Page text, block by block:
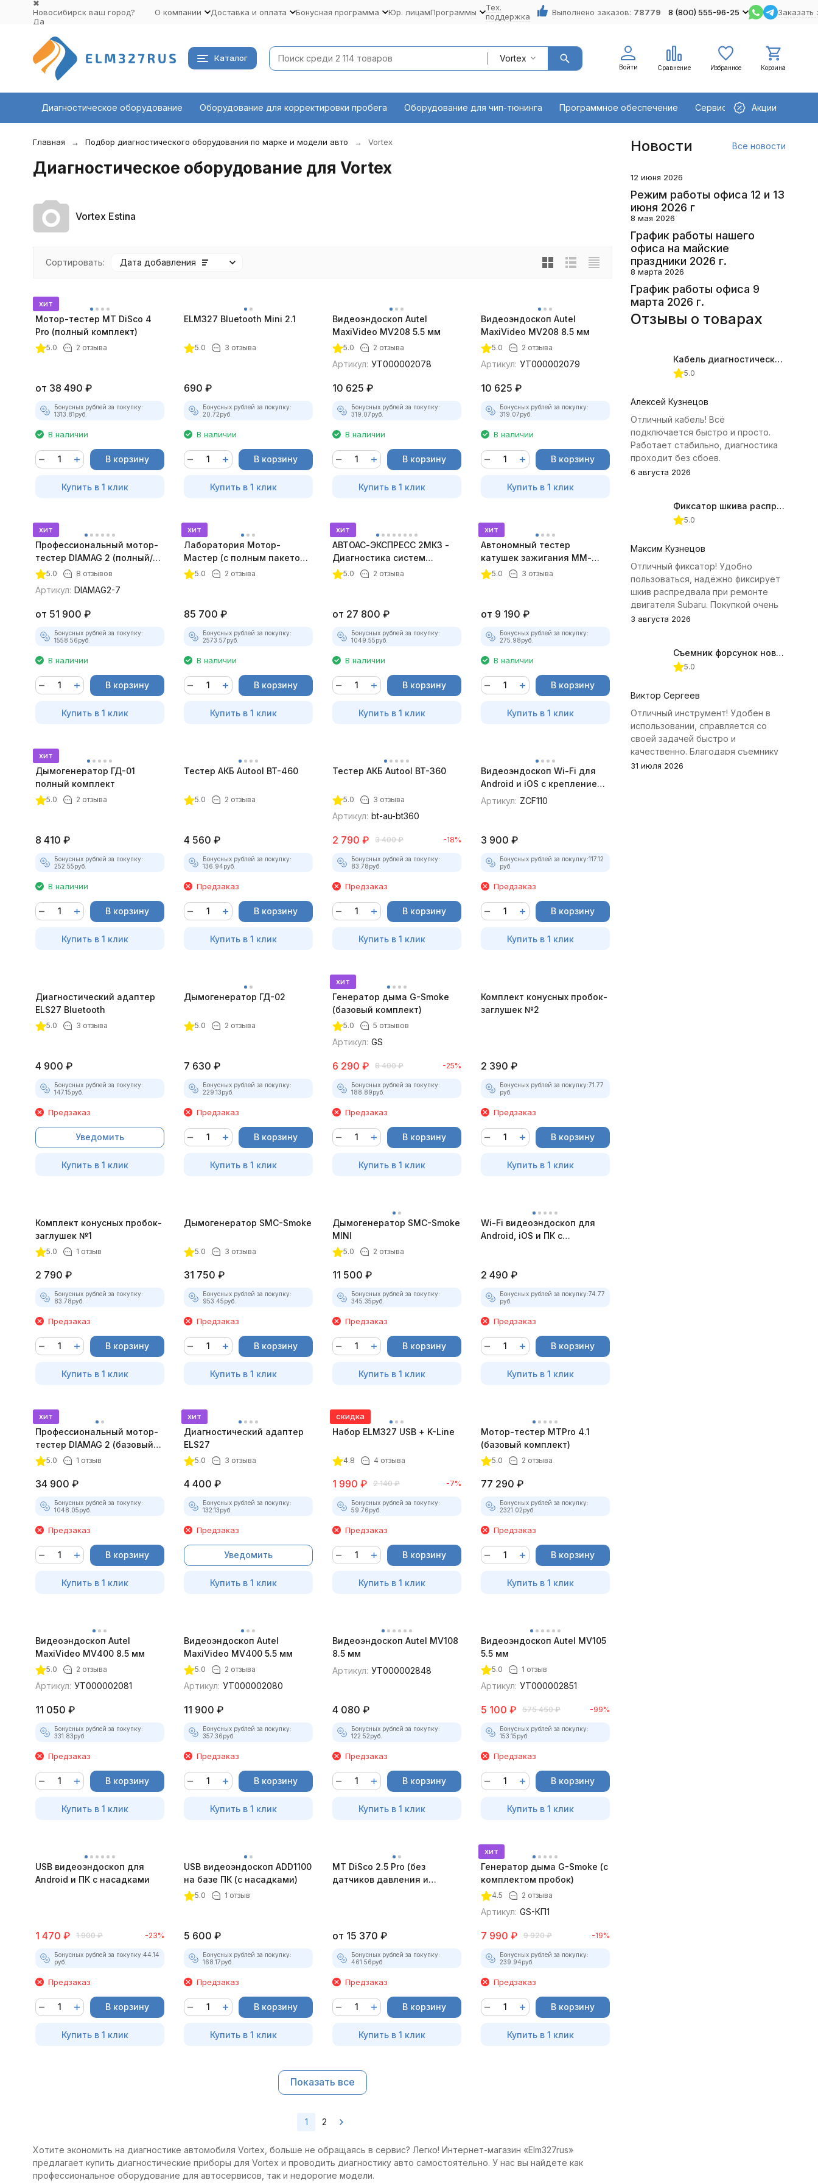
✖
Новосибирск ваш город?
Да
О компании Доставка и оплата Бонусная программа Юр. лицамПрограммы
Тех.
поддержка
Выполнено заказов: 78779 8 (800) 555-96-25 Заказать
Каталог Vortex
Войти Сравнение Избранное Корзина
Диагностическое оборудование Оборудование для корректировки пробега Оборудование для чип-тюнинга Программное обеспечение Сервисное оборудование
Акции
Главная Подбор диагностического оборудования по марке и модели авто Vortex
Диагностическое оборудование для Vortex
Vortex Estina
Сортировать: Дата добавления
хит
Мотор-тестер MT DiSco 4
Pro (полный комплект)
5.0 2 отзыва
от 38 490 ₽
Бонусных рублей за покупку:
1313.81руб.
В наличии
В корзину
Купить в 1 клик
ELM327 Bluetooth Mini 2.1
5.0 3 отзыва
690 ₽
Бонусных рублей за покупку:
20.72руб.
В наличии
В корзину
Купить в 1 клик
Видеоэндоскоп Autel
MaxiVideo MV208 5.5 мм
5.0 2 отзыва
Артикул: УТ000002078
10 625 ₽
Бонусных рублей за покупку:
319.07руб.
В наличии
В корзину
Купить в 1 клик
Видеоэндоскоп Autel
MaxiVideo MV208 8.5 мм
5.0 2 отзыва
Артикул: УТ000002079
10 625 ₽
Бонусных рублей за покупку:
319.07руб.
В наличии
В корзину
Купить в 1 клик
хит
Профессиональный мотор-
тестер DIAMAG 2 (полный/
максимальный комплект)
5.0 8 отзывов
Артикул: DIAMAG2-7
от 51 900 ₽
Бонусных рублей за покупку:
1558.56руб.
В наличии
В корзину
Купить в 1 клик
хит
Лаборатория Мотор-
Мастер (с полным пакетом
лицензий)
5.0 2 отзыва
85 700 ₽
Бонусных рублей за покупку:
2573.57руб.
В наличии
В корзину
Купить в 1 клик
хит
АВТОАС-ЭКСПРЕСС 2МК3 -
Диагностика систем
зажигания
5.0 2 отзыва
от 27 800 ₽
Бонусных рублей за покупку:
1049.55руб.
В наличии
В корзину
Купить в 1 клик
хит
Автономный тестер
катушек зажигания ММ-
ТК-01 (v2) (полный
5.0 3 отзыва
от 9 190 ₽
Бонусных рублей за покупку:
275.98руб.
В наличии
В корзину
Купить в 1 клик
хит
Дымогенератор ГД-01
полный комплект
5.0 2 отзыва
8 410 ₽
Бонусных рублей за покупку:
252.55руб.
В наличии
В корзину
Купить в 1 клик
Тестер АКБ Autool BT-460
5.0 2 отзыва
4 560 ₽
Бонусных рублей за покупку:
136.94руб.
Предзаказ
В корзину
Купить в 1 клик
Тестер АКБ Autool BT-360
5.0 3 отзыва
Артикул: bt-au-bt360
2 790 ₽ 3 400 ₽ -18%
Бонусных рублей за покупку:
83.78руб.
Предзаказ
В корзину
Купить в 1 клик
Видеоэндоскоп Wi-Fi для
Android и iOS с креплением
для смартфона
Артикул: ZCF110
3 900 ₽
Бонусных рублей за покупку:117.12
руб.
Предзаказ
В корзину
Купить в 1 клик
Диагностический адаптер
ELS27 Bluetooth
5.0 3 отзыва
4 900 ₽
Бонусных рублей за покупку:
147.15руб.
Предзаказ
Уведомить
Купить в 1 клик
Дымогенератор ГД-02
5.0 2 отзыва
7 630 ₽
Бонусных рублей за покупку:
229.13руб.
Предзаказ
В корзину
Купить в 1 клик
хит
Генератор дыма G-Smoke
(базовый комплект)
5.0 5 отзывов
Артикул: GS
6 290 ₽ 8 400 ₽ -25%
Бонусных рублей за покупку:
188.89руб.
Предзаказ
В корзину
Купить в 1 клик
Комплект конусных пробок-
заглушек №2
2 390 ₽
Бонусных рублей за покупку:71.77
руб.
Предзаказ
В корзину
Купить в 1 клик
Комплект конусных пробок-
заглушек №1
5.0 1 отзыв
2 790 ₽
Бонусных рублей за покупку:
83.78руб.
Предзаказ
В корзину
Купить в 1 клик
Дымогенератор SMC-Smoke
5.0 3 отзыва
31 750 ₽
Бонусных рублей за покупку:
953.45руб.
Предзаказ
В корзину
Купить в 1 клик
Дымогенератор SMC-Smoke
MINI
5.0 2 отзыва
11 500 ₽
Бонусных рублей за покупку:
345.35руб.
Предзаказ
В корзину
Купить в 1 клик
Wi-Fi видеоэндоскоп для
Android, iOS и ПК с
2 490 ₽
Бонусных рублей за покупку:74.77
руб.
Предзаказ
В корзину
Купить в 1 клик
хит
Профессиональный мотор-
тестер DIAMAG 2 (базовый
комплект)
5.0 1 отзыв
34 900 ₽
Бонусных рублей за покупку:
1048.05руб.
Предзаказ
В корзину
Купить в 1 клик
хит
Диагностический адаптер
ELS27
5.0 3 отзыва
4 400 ₽
Бонусных рублей за покупку:
132.13руб.
Предзаказ
Уведомить
Купить в 1 клик
скидка
Набор ELM327 USB + K-Line
4.8 4 отзыва
1 990 ₽ 2 140 ₽ -7%
Бонусных рублей за покупку:
59.76руб.
Предзаказ
В корзину
Купить в 1 клик
Мотор-тестер MTPro 4.1
(базовый комплект)
5.0 2 отзыва
77 290 ₽
Бонусных рублей за покупку:
2321.02руб.
Предзаказ
В корзину
Купить в 1 клик
Видеоэндоскоп Autel
MaxiVideo MV400 8.5 мм
5.0 2 отзыва
Артикул: УТ000002081
11 050 ₽
Бонусных рублей за покупку:
331.83руб.
Предзаказ
В корзину
Купить в 1 клик
Видеоэндоскоп Autel
MaxiVideo MV400 5.5 мм
5.0 2 отзыва
Артикул: УТ000002080
11 900 ₽
Бонусных рублей за покупку:
357.36руб.
Предзаказ
В корзину
Купить в 1 клик
Видеоэндоскоп Autel MV108
8.5 мм
Артикул: УТ000002848
4 080 ₽
Бонусных рублей за покупку:
122.52руб.
Предзаказ
В корзину
Купить в 1 клик
Видеоэндоскоп Autel MV105
5.5 мм
5.0 1 отзыв
Артикул: УТ000002851
5 100 ₽ 575 450 ₽ -99%
Бонусных рублей за покупку:
153.15руб.
Предзаказ
В корзину
Купить в 1 клик
USB видеоэндоскоп для
Android и ПК с насадками
1 470 ₽ 1 900 ₽ -23%
Бонусных рублей за покупку:44.14
руб.
Предзаказ
В корзину
Купить в 1 клик
USB видеоэндоскоп ADD1100
на базе ПК (с насадками)
5.0 1 отзыв
5 600 ₽
Бонусных рублей за покупку:
168.17руб.
Предзаказ
В корзину
Купить в 1 клик
MT DiSco 2.5 Pro (без
датчиков давления и
от 15 370 ₽
Бонусных рублей за покупку:
461.56руб.
Предзаказ
В корзину
Купить в 1 клик
хит
Генератор дыма G-Smoke (c
комплектом пробок)
4.5 2 отзыва
Артикул: GS-КП1
7 990 ₽ 9 920 ₽ -19%
Бонусных рублей за покупку:
239.94руб.
Предзаказ
В корзину
Купить в 1 клик
Показать все
1 2
Хотите экономить на диагностике автомобиля Vortex, больше не обращаясь в сервис? Легко! Интернет-магазин «Elm327rus»
предлагает купить диагностические приборы для Vortex и проводить диагностику авто самостоятельно. У нас вы найдете как
профессиональное оборудование для автосервисов, так и недорогие модели.
Новости Все новости
12 июня 2026
Режим работы офиса 12 и 13
июня 2026 г
8 мая 2026
График работы нашего
офиса на майские
праздники 2026 г.
8 марта 2026
График работы офиса 9
марта 2026 г.
Отзывы о товарах
Кабель диагностический ГАЗ 24 для АВТОАС
5.0
Алексей Кузнецов
Отличный кабель! Всё
подключается быстро и просто.
Работает стабильно, диагностика
проходит без сбоев.
6 августа 2026
Фиксатор шкива распредвала (Subaru) JTC-4409
5.0
Максим Кузнецов
Отличный фиксатор! Удобно
пользоваться, надёжно фиксирует
шкив распредвала при ремонте
двигателя Subaru. Покупкой очень
доволен.
3 августа 2026
Съемник форсунок новых дизельных двигателей Jonnesway
5.0
Виктор Сергеев
Отличный инструмент! Удобен в
использовании, справляется со
своей задачей быстро и
качественно. Благодаря съемнику
удалось избежать лишних хлопот с
31 июля 2026